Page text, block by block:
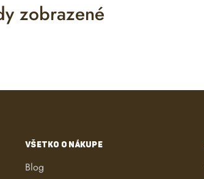
zobrazené
VŠETKO O NÁKUPE
Blog